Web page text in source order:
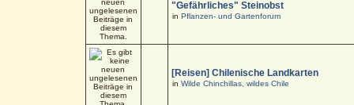
"Gefährliches" Steinobst
in Pflanzen- und Gartenforum
[Reisen] Chilenische Landkarten
in Wilde Chinchillas, wildes Chile